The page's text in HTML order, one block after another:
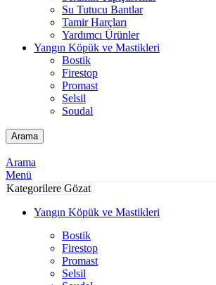
Su Tutucu Bantlar
Tamir Harçları
Yardımcı Ürünler
Yangın Köpük ve Mastikleri
Bostik
Firestop
Promast
Selsil
Soudal
Arama
Arama
Menü
Kategorilere Gözat
Yangın Köpük ve Mastikleri
Bostik
Firestop
Promast
Selsil